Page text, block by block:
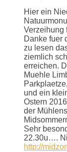
Hier ein
Verzeihung
Danke fuer
zu lesen
ziemlich
erreichen.
Muehle
und ein
Ostern
der
Sehr
22.30u….
http://